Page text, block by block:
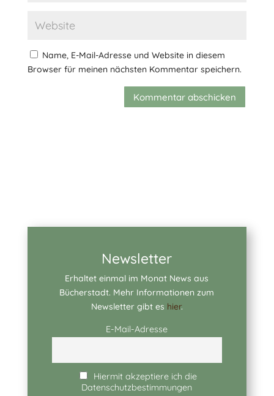
Name, E-Mail-Adresse und Website in diesem
Browser für meinen nächsten Kommentar speichern.
Kommentar abschicken
Newsletter
Erhaltet einmal im Monat News aus
Bücherstadt. Mehr Informationen zum
Newsletter gibt es hier.
E-Mail-Adresse
Hiermit akzeptiere ich die
Datenschutzbestimmungen